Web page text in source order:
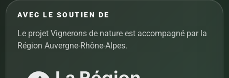
AVEC LE SOUTIEN DE
Le projet Vignerons de nature est accompagné par la
Région Auvergne-Rhône-Alpes.